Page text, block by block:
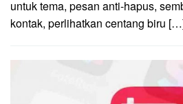
untuk tema, pesan anti-hapus,
kontak, perlihatkan centang biru